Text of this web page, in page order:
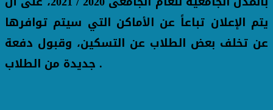
يتم الإعلان تباعاً عن الأماكن التي سيتم توافرها
عن تخلف بعض الطلاب عن التسكين، وقبول دفعة
جديدة من الطلاب .